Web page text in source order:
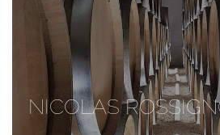
NICOLAS